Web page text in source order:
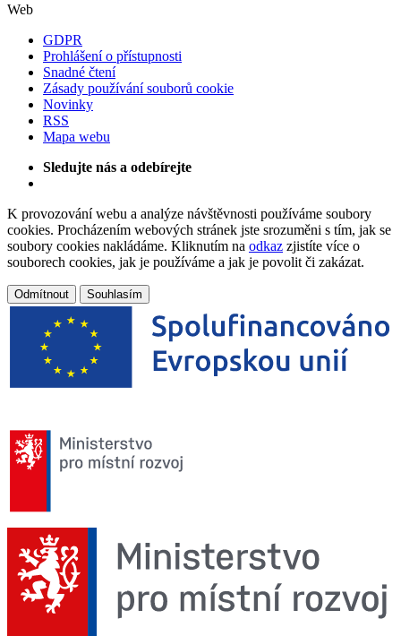
Web
GDPR
Prohlášení o přístupnosti
Snadné čtení
Zásady používání souborů cookie
Novinky
RSS
Mapa webu
Sledujte nás a odebírejte
K provozování webu a analýze návštěvnosti používáme soubory
cookies. Procházením webových stránek jste srozuměni s tím, jak se
soubory cookies nakládáme. Kliknutím na odkaz zjistíte více o
souborech cookies, jak je používáme a jak je povolit či zakázat.
Odmítnout Souhlasím